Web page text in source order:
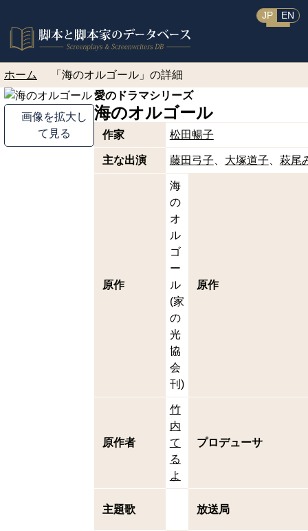
JP EN
ホーム 「海のオルゴール」の詳細
画像を拡大し
て見る
愛のドラマシリーズ
海のオルゴール
作家 松田暢子
主な出演 藤田弓子 大塚道子 萩尾
原作
海
の
オ
ル
ゴ
ー
ル
(家
の
光
協
会
刊)
原作
原作者
竹
内
て
る
よ
プロデューサ
主題歌 放送局